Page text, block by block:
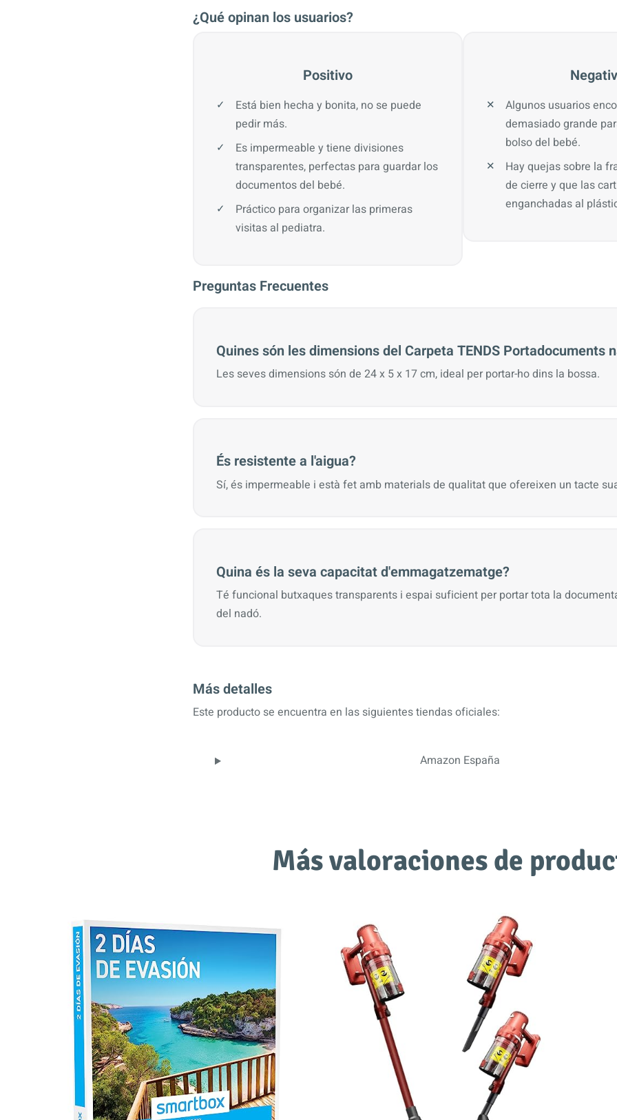
¿Qué opinan los usuarios?
Positivo
Está bien hecha y bonita, no se puede
pedir más.
Es impermeable y tiene divisiones
transparentes, perfectas para guardar los
documentos del bebé.
Práctico para organizar las primeras
visitas al pediatra.
Algunos usuarios
demasiado grande
bolso del bebé.
Hay quejas sobre la
de cierre y que las
enganchadas al
Preguntas Frecuentes
Quines són les dimensions del Carpeta TENDS Portadocuments
Les seves dimensions són de 24 x 5 x 17 cm, ideal per portar-ho dins la bossa.
És resistente a l'aigua?
Sí, és impermeable i està fet amb materials de qualitat que ofereixen un tacte
Quina és la seva capacitat d'emmagatzematge?
Té funcional butxaques transparents i espai suficient per portar tota la
del nadó.
Más detalles
Este producto se encuentra en las siguientes tiendas oficiales:
Amazon España
Más valoraciones de